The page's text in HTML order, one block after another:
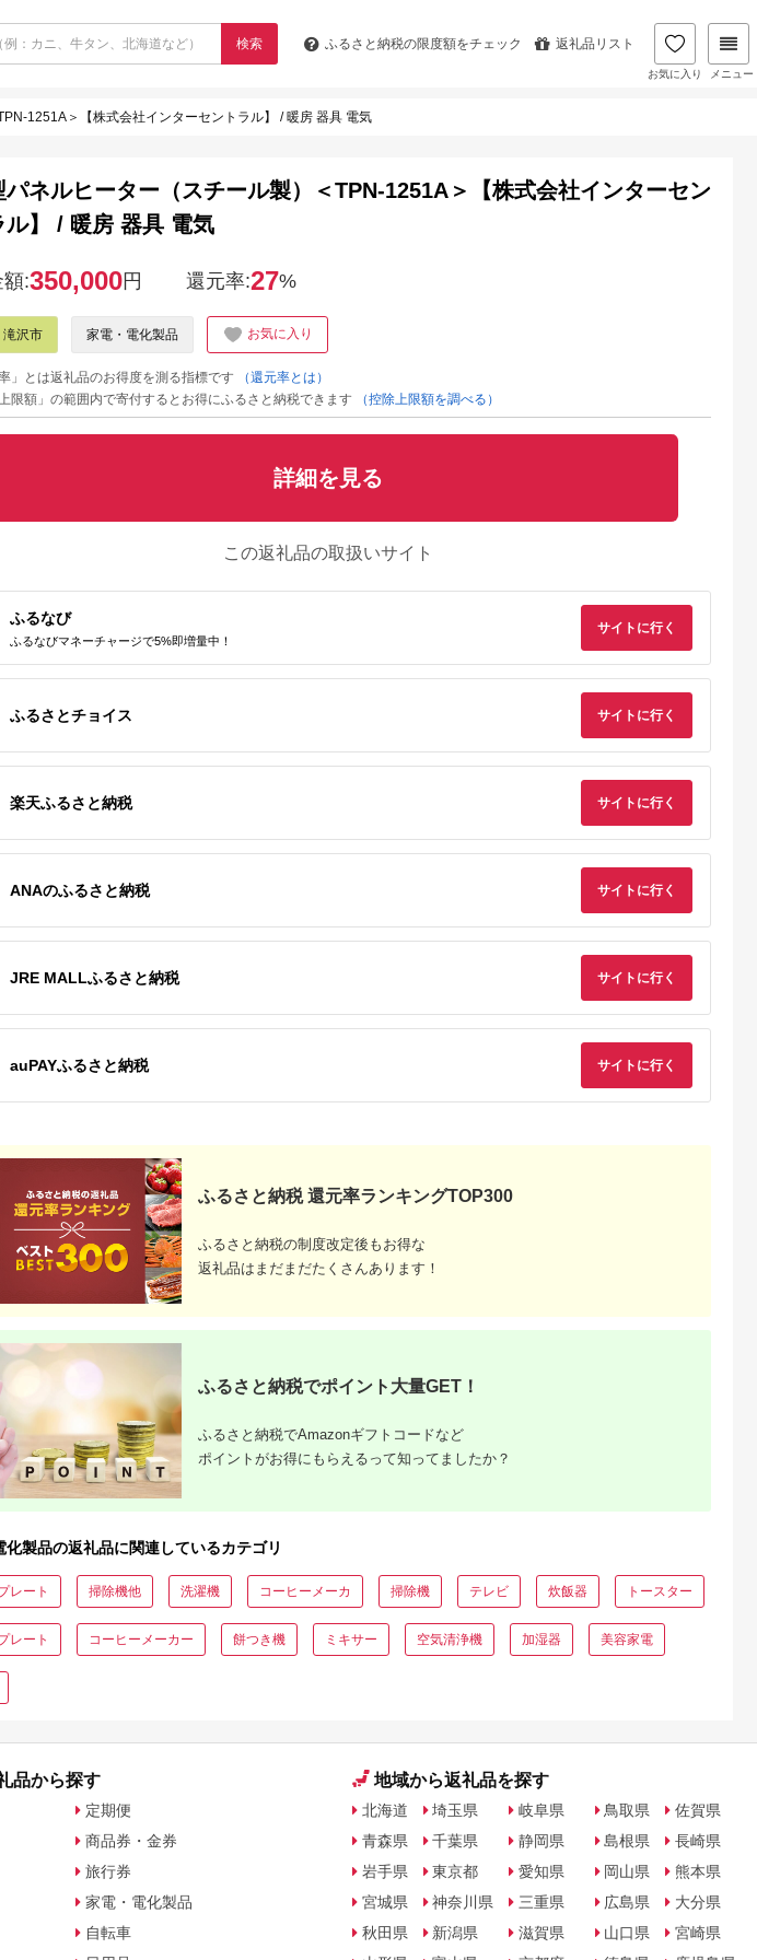
検索 ふるさと納税の限度額をチェック 返礼品リスト
お気に入り メニュー
1251A＞【株式会社インターセントラル】 / 暖房 器具 電気
業付
円
千葉県 千葉市
white / スピーカー
14W出力 家電 高音質
ア
寄付金額:5,000円
AC充電器 PD35W
USB-C 1ポートUSB-
ACPD35WU1) ペー
ル) Power
Delivery65W対応
証（MOT-
【単3×72本】乾電池
BIGCAPA basic plus
アルカリ乾電池 単3形
円
大分県 国東市
【Canon】 キヤノン
ミラーレス カメラ
EOS R7 ボディー キ
ャノン 一眼 家電
_0022C
寄付金額:
るさと
返礼品
！
楽天ふるさと納税でこだわ
りの家電探し。おすすめラ
ンキングまとめ
パネルヒーター（スチール製）＜TPN-1251A＞【株式会社インターセン
ル】 / 暖房 器具 電気
:350,000円 還元率:27%
滝沢市 家電・電化製品 お気に入り
」とは返礼品のお得度を測る指標です
（還元率とは）
限額」の範囲内で寄付するとお得にふるさと納税できます
（控除上限額を調べる）
詳細を見る
この返礼品の取扱いサイト
ふるなび
ふるなびマネーチャージで5%即増量中！
サイトに行く
ふるさとチョイス サイトに行く
楽天ふるさと納税 サイトに行く
ANAのふるさと納税 サイトに行く
JRE MALLふるさと納税 サイトに行く
auPAYふるさと納税 サイトに行く
ふるさと納税 還元率ランキングTOP300
ふるさと納税の制度改定後もお得な
返礼品はまだまだたくさんあります！
ふるさと納税でポイント大量GET！
ふるさと納税でAmazonギフトコードなど
ポイントがお得にもらえるって知ってましたか？
化製品の返礼品に関連しているカテゴリ
レート 掃除機他 洗濯機 コーヒーメーカ 掃除機 テレビ 炊飯器 トースター
レート コーヒーメーカー 餅つき機 ミキサー 空気清浄機 加湿器 美容家電
品から探す
定期便
商品券・金券
旅行券
家電・電化製品
自転車
地域から返礼品を探す
北海道
青森県
岩手県
宮城県
秋田県
埼玉県
千葉県
東京都
神奈川県
新潟県
岐阜県
静岡県
愛知県
三重県
滋賀県
鳥取県
島根県
岡山県
広島県
山口県
佐賀県
長崎県
熊本県
大分県
宮崎県